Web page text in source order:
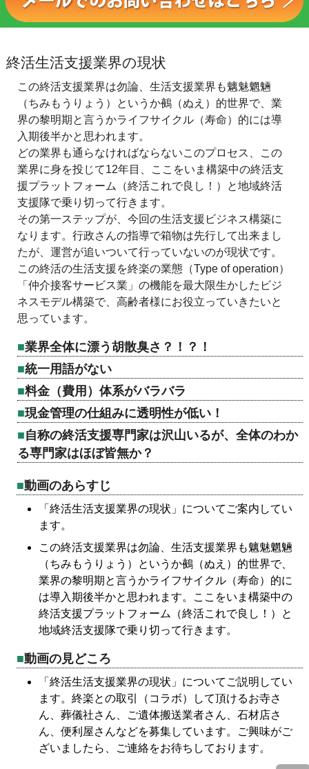
終活生活支援業界の現状
この終活支援業界は勿論、生活支援業界も魑魅魍魎
（ちみもうりょう）というか鵺（ぬえ）的世界で、業
界の黎明期と言うかライフサイクル（寿命）的には導
入期後半かと思われます。
どの業界も通らなければならないこのプロセス、この
業界に身を投じて12年目、ここをいま構築中の終活支
援プラットフォーム（終活これで良し！）と地域終活
支援隊で乗り切って行きます。
その第一ステップが、今回の生活支援ビジネス構築に
なります。行政さんの指導で箱物は先行して出来まし
たが、運営が追いついて行っていないのが現状です。
この終活の生活支援を終楽の業態（Type of operation）
「仲介接客サービス業」の機能を最大限生かしたビジ
ネスモデル構築で、高齢者様にお役立っていきたいと
思っています。
業界全体に漂う胡散臭さ？！？！
統一用語がない
料金（費用）体系がバラバラ
現金管理の仕組みに透明性が低い！
自称の終活支援専門家は沢山いるが、全体のわか
る専門家はほぼ皆無か？
動画のあらすじ
「終活生活支援業界の現状」についてご案内してい
ます。
この終活支援業界は勿論、生活支援業界も魑魅魍魎
（ちみもうりょう）というか鵺（ぬえ）的世界で、
業界の黎明期と言うかライフサイクル（寿命）的に
は導入期後半かと思われます。ここをいま構築中の
終活支援プラットフォーム（終活これで良し！）と
地域終活支援隊で乗り切って行きます。
動画の見どころ
「終活生活支援業界の現状」についてご説明してい
ます。終楽との取引（コラボ）して頂けるお寺さ
ん、葬儀社さん、ご遺体搬送業者さん、石材店さ
ん、便利屋さんなどを募集しています。ご興味がご
ざいましたら、ご連絡をお待ちしております。